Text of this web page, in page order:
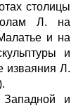
столицы
Л. на
и на
и
изваяния Л.
и